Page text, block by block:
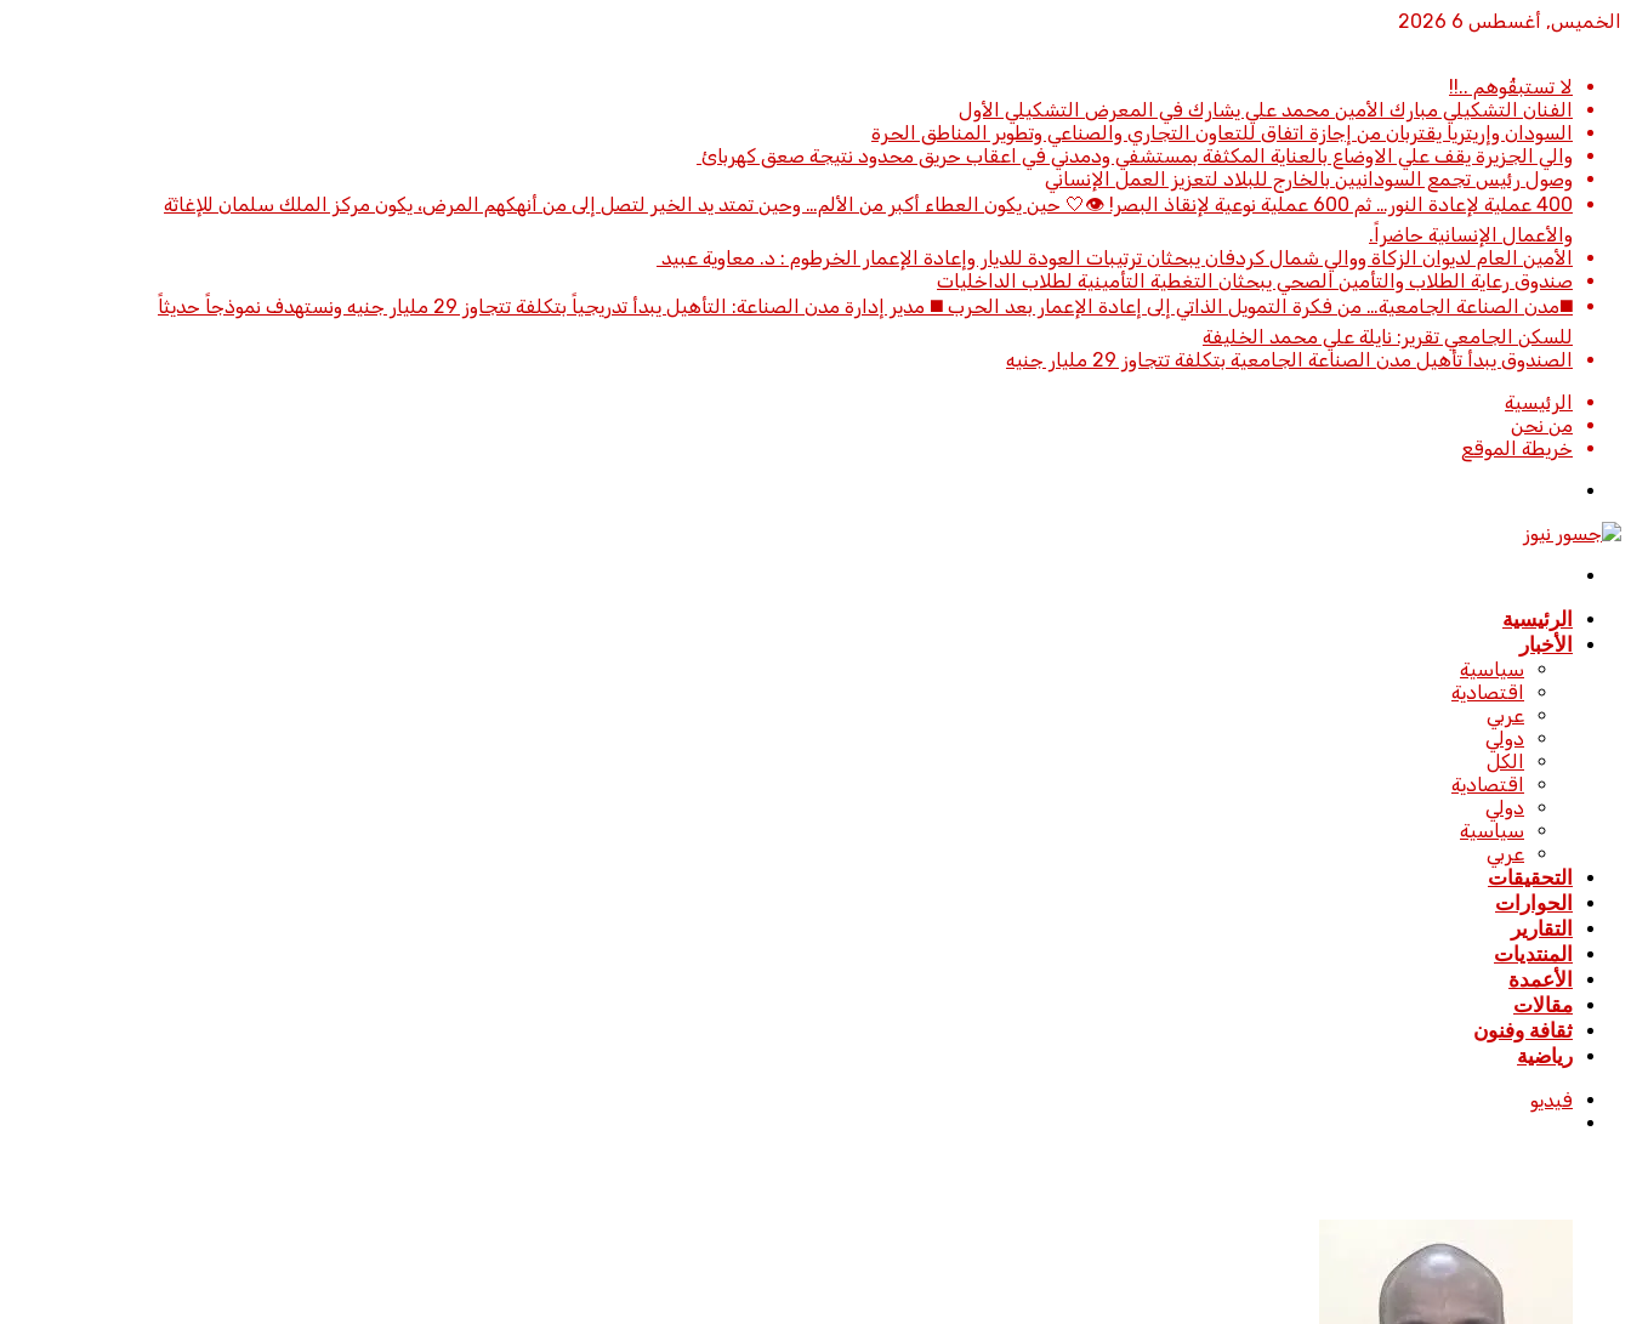
الخميس, أغسطس 6 2026
لا تستبقُوهم ..!!
الفنان التشكيلي مبارك الأمين محمد علي يشارك في المعرض التشكيلي الأول
السودان وإريتريا يقتربان من إجازة اتفاق للتعاون التجاري والصناعي وتطوير المناطق الحرة
والي الجزيرة يقف علي الاوضاع بالعناية المكثفة بمستشفي ودمدني في اعقاب حريق محدود نتيجة صعق كهربائ
وصول رئيس تجمع السودانيين بالخارج للبلاد لتعزيز العمل الإنساني
400 عملية لإعادة النور… ثم 600 عملية نوعية لإنقاذ البصر! 👁️🤍 حين يكون العطاء أكبر من الألم… وحين تمتد يد الخير لتصل إلى من أنهكهم المرض، يكون مركز الملك سلمان للإغاثة
والأعمال الإنسانية حاضراً.
الأمين العام لديوان الزكاة ووالي شمال كردفان يبحثان ترتيبات العودة للديار وإعادة الإعمار الخرطوم : د. معاوية عبيد
صندوق رعاية الطلاب والتأمين الصحي يبحثان التغطية التأمينية لطلاب الداخليات
◼️مدن الصناعة الجامعية… من فكرة التمويل الذاتي إلى إعادة الإعمار بعد الحرب ◼️ مدير إدارة مدن الصناعة: التأهيل يبدأ تدريجياً بتكلفة تتجاوز 29 مليار جنيه ونستهدف نموذجاً حديثاً
للسكن الجامعي تقرير: نايلة علي محمد الخليفة
الصندوق يبدأ تأهيل مدن الصناعة الجامعية بتكلفة تتجاوز 29 مليار جنيه
الرئيسية
من نحن
خريطة الموقع
الرئيسية
الأخبار
سياسية
اقتصادية
عربي
دولي
الكل
اقتصادية
دولي
سياسية
عربي
التحقيقات
الحوارات
التقارير
المنتديات
الأعمدة
مقالات
ثقافة وفنون
رياضية
فيديو